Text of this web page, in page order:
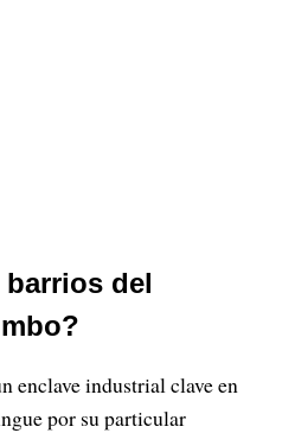
del
enclave industrial clave en
por su particular